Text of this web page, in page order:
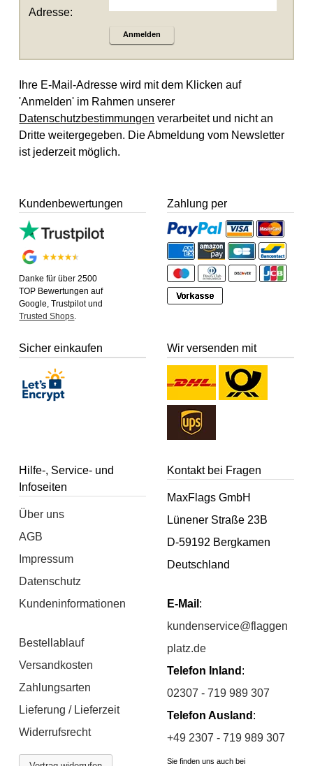
Adresse:
Anmelden
Ihre E-Mail-Adresse wird mit dem Klicken auf
'Anmelden' im Rahmen unserer
Datenschutzbestimmungen verarbeitet und nicht an
Dritte weitergegeben. Die Abmeldung vom Newsletter
ist jederzeit möglich.
Kundenbewertungen
Danke für über 2500
TOP Bewertungen auf
Google, Trustpilot und
Trusted Shops.
Zahlung per
Sicher einkaufen Wir versenden mit
Hilfe-, Service- und
Infoseiten
Über uns
AGB
Impressum
Datenschutz
Kundeninformationen
Bestellablauf
Versandkosten
Zahlungsarten
Lieferung / Lieferzeit
Widerrufsrecht
Kontakt bei Fragen
MaxFlags GmbH
Lünener Straße 23B
D-59192 Bergkamen
Deutschland
E-Mail :
kundenservice@flaggen
platz.de
Telefon Inland :
02307 - 719 989 307
Telefon Ausland :
+49 2307 - 719 989 307
Sie finden uns auch bei